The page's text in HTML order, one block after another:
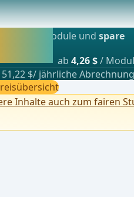
Lernmodule undspare
ab 4,26 $/ Modul
51,22 $/ jährliche Abrechnung
Inhalte auch zum fairen